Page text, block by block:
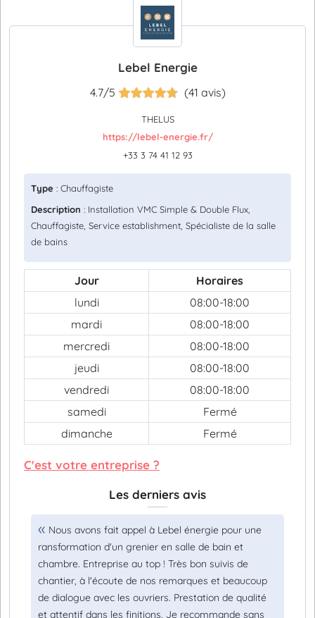
Lebel Energie
4.7/5 (41 avis)
THELUS
https://lebel-energie.fr/
+33 3 74 41 12 93
Type : Chauffagiste
Description : Installation VMC Simple & Double Flux,
Chauffagiste, Service establishment, Spécialiste de la salle
de bains
Jour
Horaires
lundi
08:00-18:00
mardi
08:00-18:00
mercredi
08:00-18:00
jeudi
08:00-18:00
vendredi
08:00-18:00
samedi
Fermé
dimanche
Fermé
C'est votre entreprise ?
Les derniers avis
Nous avons fait appel à Lebel énergie pour une
ransformation d'un grenier en salle de bain et
chambre. Entreprise au top ! Très bon suivis de
chantier, à l'écoute de nos remarques et beaucoup
de dialogue avec les ouvriers. Prestation de qualité
et attentif dans les finitions. Je recommande sans